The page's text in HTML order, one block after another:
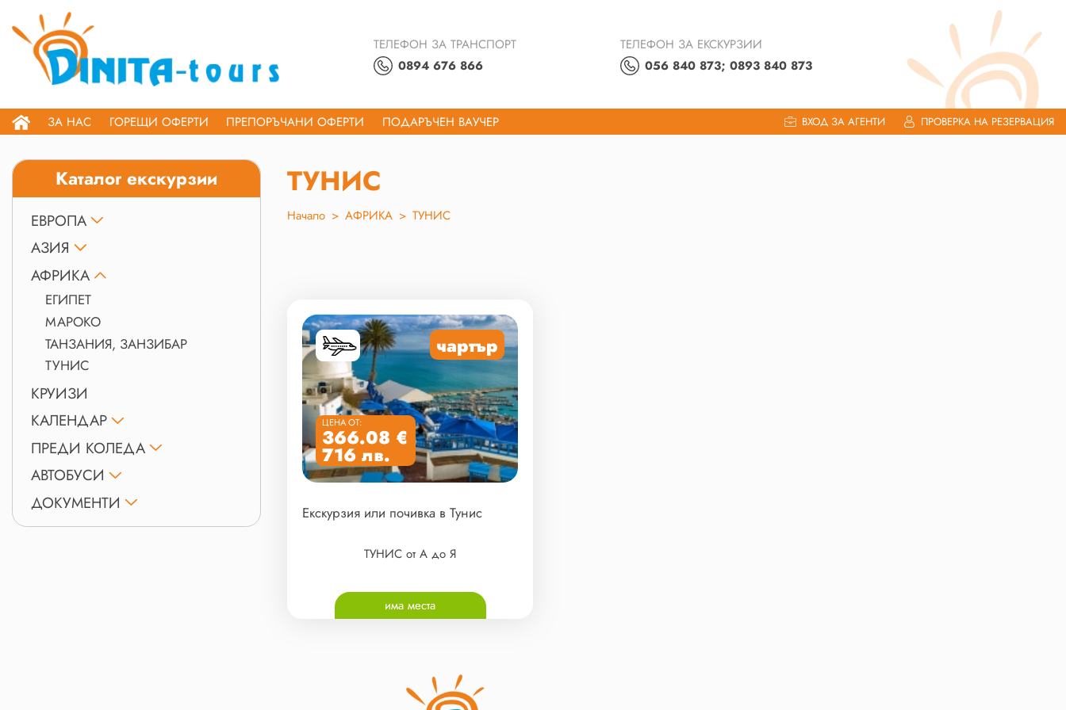
ТЕЛЕФОН ЗА ТРАНСПОРТ
0894 676 866
ТЕЛЕФОН ЗА ЕКСКУРЗИИ
056 840 873; 0893 840 873
ЗА НАС ГОРЕЩИ ОФЕРТИ ПРЕПОРЪЧАНИ ОФЕРТИ ПОДАРЪЧЕН ВАУЧЕР ВХОД ЗА АГЕНТИ ПРОВЕРКА НА РЕЗЕРВАЦИЯ
Каталог екскурзии
ЕВРОПА
АЗИЯ
АФРИКА
ЕГИПЕТ
МАРОКО
ТАНЗАНИЯ, ЗАНЗИБАР
ТУНИС
КРУИЗИ
КАЛЕНДАР
ПРЕДИ КОЛЕДА
АВТОБУСИ
ДОКУМЕНТИ
ТУНИС
Начало > АФРИКА > ТУНИС
чартър
ЦЕНА ОТ:
366.08 €
716 лв.
Екскурзия или почивка в Тунис
ТУНИС от А до Я
има места